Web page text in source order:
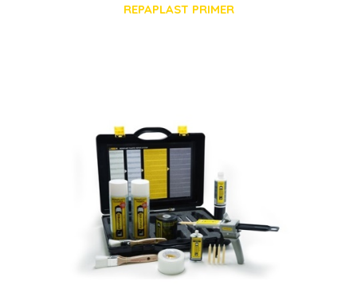
REPAPLAST PRIMER